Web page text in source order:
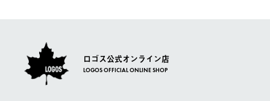
ロゴス公式オンライン店
LOGOS OFFICIAL ONLINE SHOP